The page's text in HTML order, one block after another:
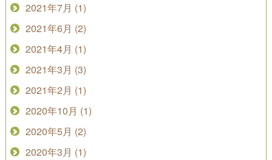
2021年7月 (1)
2021年6月 (2)
2021年4月 (1)
2021年3月 (3)
2021年2月 (1)
2020年10月 (1)
2020年5月 (2)
2020年3月 (1)